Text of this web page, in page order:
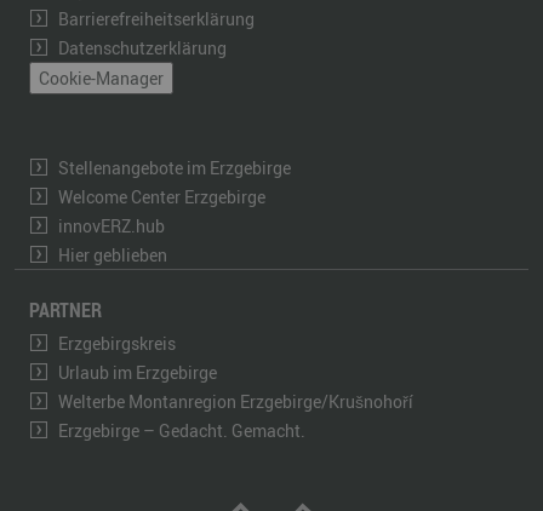
Barrierefreiheitserklärung
Datenschutzerklärung
Cookie-Manager
Stellenangebote im Erzgebirge
Welcome Center Erzgebirge
innovERZ.hub
Hier geblieben
PARTNER
Erzgebirgskreis
Urlaub im Erzgebirge
Welterbe Montanregion Erzgebirge/Krušnohoří
Erzgebirge – Gedacht. Gemacht.